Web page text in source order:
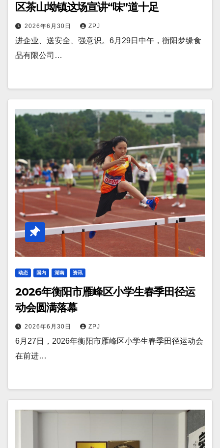
区茶山坳镇这场宣讲“味”道十足
2026年6月30日 ZPJ
进企业、送安全、强意识。6月29日中午，衡阳梦缘食
品有限公司…
动态 国内 湖南 资讯
2026年衡阳市雁峰区小学生春季田径运
动会圆满落幕
2026年6月30日 ZPJ
6月27日，2026年衡阳市雁峰区小学生春季田径运动会
在前进…